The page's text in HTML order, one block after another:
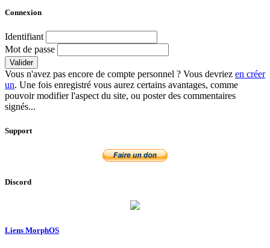
Connexion
Identifiant
Mot de passe
Valider
Vous n'avez pas encore de compte personnel ? Vous devriez en créer
un. Une fois enregistré vous aurez certains avantages, comme
pouvoir modifier l'aspect du site, ou poster des commentaires
signés...
Support
Discord
Liens MorphOS